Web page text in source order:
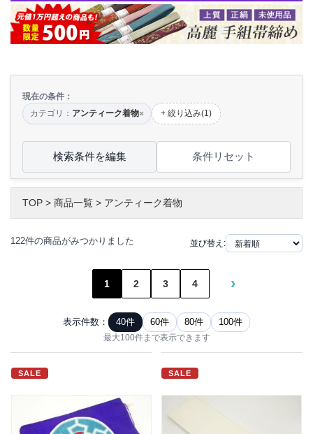
現在の条件：
カテゴリ： アンティーク着物× + 絞り込み(1)
検索条件を編集 条件リセット
TOP > 商品一覧 > アンティーク着物
122件の商品がみつかりました 並び替え:
1 2 3 4 ›
表示件数： 40件 60件 80件 100件
最大100件まで表示できます
SALE SALE